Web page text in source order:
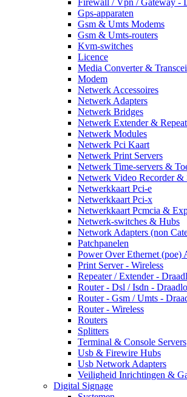
Gps-apparaten
Gsm & Umts Modems
Gsm & Umts-routers
Kvm-switches
Licence
Media Converter &
Modem
Netwerk Accessoires
Netwerk Adapters
Netwerk Bridges
Netwerk Extender &
Netwerk Modules
Netwerk Pci Kaart
Netwerk Print Servers
Netwerk Time-servers &
Netwerk Video Recorder &
Netwerkkaart Pci-e
Netwerkkaart Pci-x
Netwerkkaart Pcmcia &
Netwerk-switches & Hubs
Network Adapters (non
Patchpanelen
Power Over Ethernet (poe)
Print Server - Wireless
Repeater / Extender -
Router - Dsl / Isdn -
Router - Gsm / Umts -
Router - Wireless
Routers
Splitters
Terminal & Console Servers
Usb & Firewire Hubs
Usb Network Adapters
Veiligheid Inrichtingen &
Digital Signage